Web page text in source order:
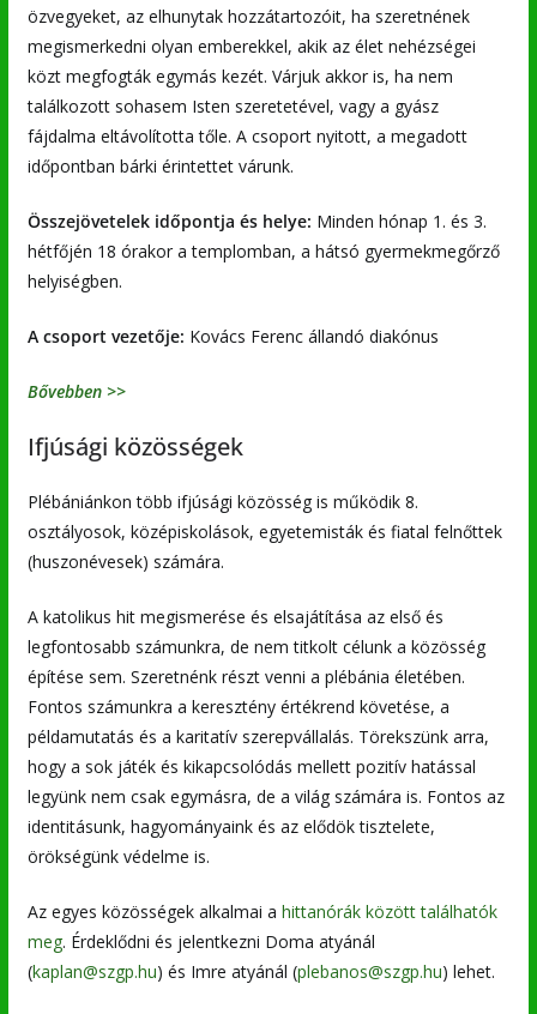
özvegyeket, az elhunytak hozzátartozóit, ha szeretnének
megismerkedni olyan emberekkel, akik az élet nehézségei
közt megfogták egymás kezét. Várjuk akkor is, ha nem
találkozott sohasem Isten szeretetével, vagy a gyász
fájdalma eltávolította tőle. A csoport nyitott, a megadott
időpontban bárki érintettet várunk.
Összejövetelek időpontja és helye: Minden hónap 1. és 3.
hétfőjén 18 órakor a templomban, a hátsó gyermekmegőrző
helyiségben.
A csoport vezetője: Kovács Ferenc állandó diakónus
Bővebben >>
Ifjúsági közösségek
Plébániánkon több ifjúsági közösség is működik 8.
osztályosok, középiskolások, egyetemisták és fiatal felnőttek
(huszonévesek) számára.
A katolikus hit megismerése és elsajátítása az első és
legfontosabb számunkra, de nem titkolt célunk a közösség
építése sem. Szeretnénk részt venni a plébánia életében.
Fontos számunkra a keresztény értékrend követése, a
példamutatás és a karitatív szerepvállalás. Törekszünk arra,
hogy a sok játék és kikapcsolódás mellett pozitív hatással
legyünk nem csak egymásra, de a világ számára is. Fontos az
identitásunk, hagyományaink és az elődök tisztelete,
örökségünk védelme is.
Az egyes közösségek alkalmai a hittanórák között találhatók
meg. Érdeklődni és jelentkezni Doma atyánál
(kaplan@szgp.hu) és Imre atyánál (plebanos@szgp.hu) lehet.